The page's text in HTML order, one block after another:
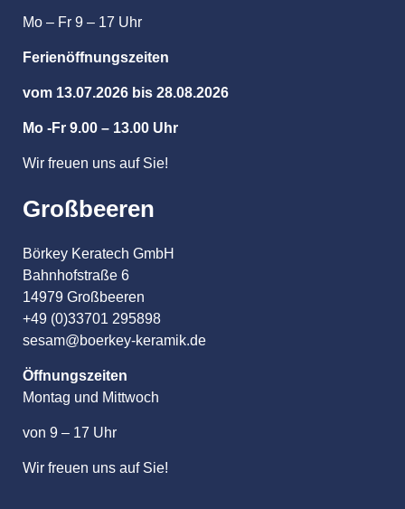
Mo – Fr 9 – 17 Uhr
Ferienöffnungszeiten
vom 13.07.2026 bis 28.08.2026
Mo -Fr 9.00 – 13.00 Uhr
Wir freuen uns auf Sie!
Großbeeren
Börkey Keratech GmbH
Bahnhofstraße 6
14979 Großbeeren
+49 (0)33701 295898
sesam@boerkey-keramik.de
Öffnungszeiten
Montag und Mittwoch
von 9 – 17 Uhr
Wir freuen uns auf Sie!